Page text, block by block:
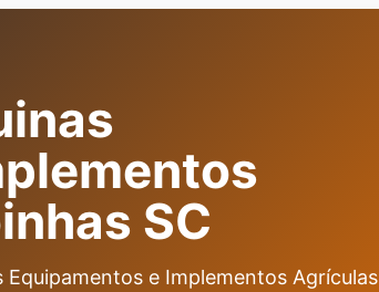
SC
e Implementos Agrículas